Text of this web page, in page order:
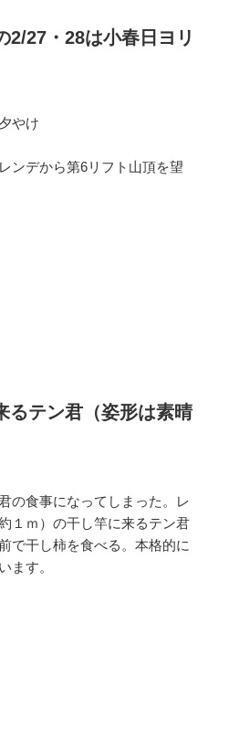
2/27・28は小春日ヨリ
やけ
ンデから第6リフト山頂を望
るテン君（姿形は素晴
の食事になってしまった。レ
１ｍ）の干し竿に来るテン君
で干し柿を食べる。本格的に
ます。